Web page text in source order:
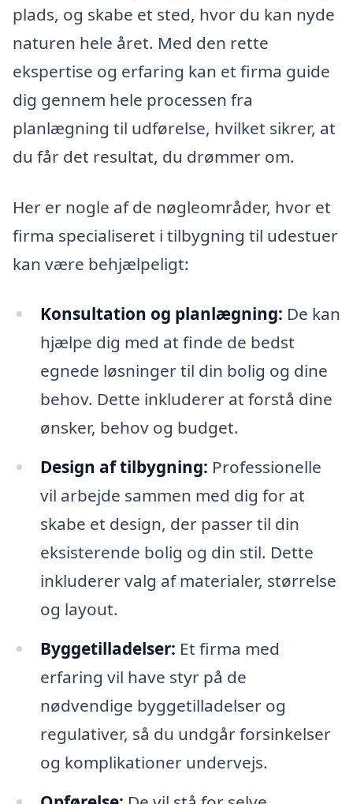
plads, og skabe et sted, hvor du kan nyde
naturen hele året. Med den rette
ekspertise og erfaring kan et firma guide
dig gennem hele processen fra
planlægning til udførelse, hvilket sikrer, at
du får det resultat, du drømmer om.
Her er nogle af de nøgleområder, hvor et
firma specialiseret i tilbygning til udestuer
kan være behjælpeligt:
Konsultation og planlægning: De kan
hjælpe dig med at finde de bedst
egnede løsninger til din bolig og dine
behov. Dette inkluderer at forstå dine
ønsker, behov og budget.
Design af tilbygning: Professionelle
vil arbejde sammen med dig for at
skabe et design, der passer til din
eksisterende bolig og din stil. Dette
inkluderer valg af materialer, størrelse
og layout.
Byggetilladelser: Et firma med
erfaring vil have styr på de
nødvendige byggetilladelser og
regulativer, så du undgår forsinkelser
og komplikationer undervejs.